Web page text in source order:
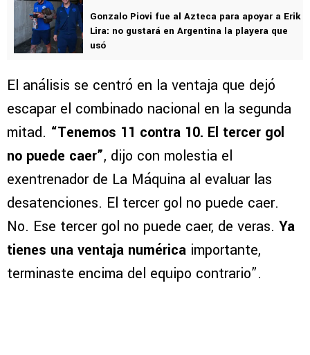
Gonzalo Piovi fue al Azteca para apoyar a Erik
Lira: no gustará en Argentina la playera que
usó
El análisis se centró en la ventaja que dejó
escapar el combinado nacional en la segunda
mitad. “Tenemos 11 contra 10. El tercer gol
no puede caer”, dijo con molestia el
exentrenador de La Máquina al evaluar las
desatenciones. El tercer gol no puede caer.
No. Ese tercer gol no puede caer, de veras. Ya
tienes una ventaja numérica importante,
terminaste encima del equipo contrario”.